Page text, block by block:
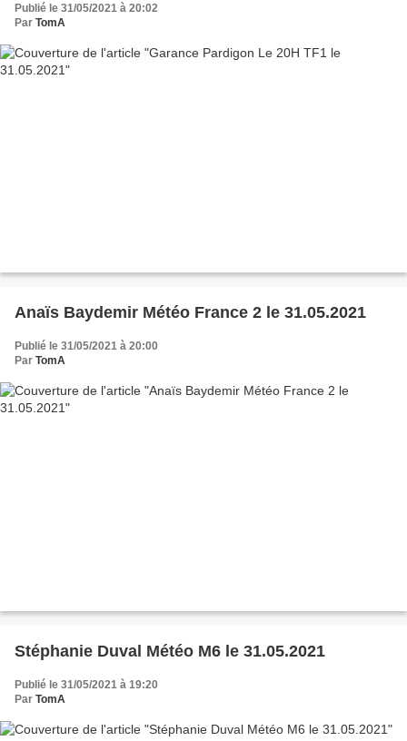
Publié le 31/05/2021 à 20:02
Par TomA
Anaïs Baydemir Météo France 2 le 31.05.2021
Publié le 31/05/2021 à 20:00
Par TomA
Stéphanie Duval Météo M6 le 31.05.2021
Publié le 31/05/2021 à 19:20
Par TomA